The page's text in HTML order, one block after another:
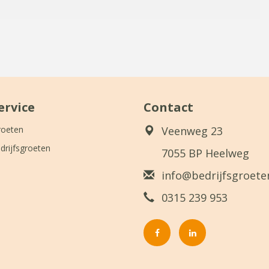
Contact
Veenweg 23
7055 BP Heelweg
0315 239 953